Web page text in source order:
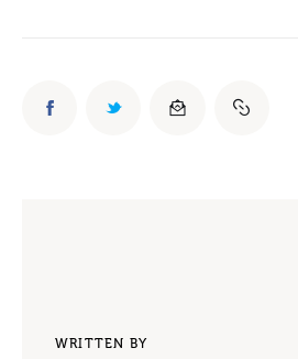
WRITTEN BY